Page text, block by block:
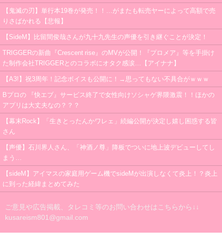
【鬼滅の刃】単行本19巻が発売！！…がまたも転売ヤーによって高額で売
りさばかれる【悲報】
【SideM】比留間俊哉さんが九十九先生の声優を引き継ぐことが決定！
TRIGGERの新曲『Crescent rise』のMVが公開！『プロメア』等を手掛け
た制作会社TRIGGERとのコラボにオタク感涙…【アイナナ】
【A3!】祝3周年！記念ボイスも公開に！→思ってもない不具合がｗｗｗ
Bプロの 『快エブ』サービス終了で女性向けソシャゲ界隈激震！！ほかの
アプリは大丈夫なの？？？
【幕末Rock】「生きとったんかワレェ」続編公開が決定し嬉し困惑する皆
さん
【声優】石川界人さん、「神酒ノ尊」降板でついに地上波デビューしてし
まう…
【sideM】アイマスの家庭用ゲーム機でsideMが出演しなくて炎上！？炎上
に到った経緯まとめてみた
ご意見や広告掲載、タレコミ等のお問い合わせはこちらから↓↓
kusareism801@gmail.com